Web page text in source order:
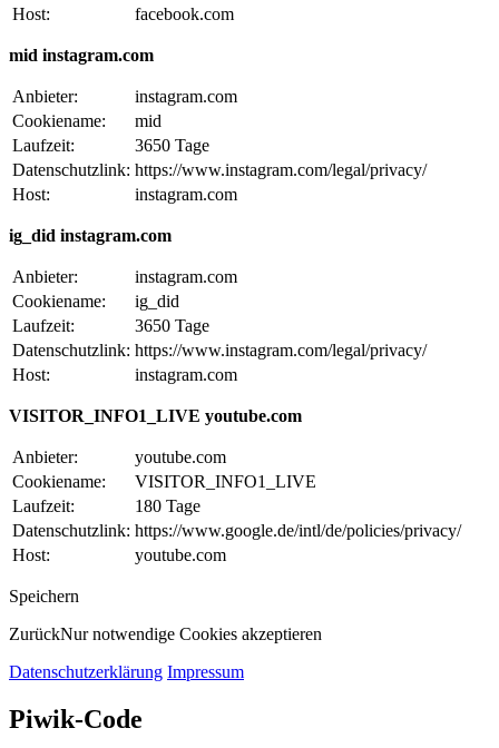
Host:
facebook.com
mid instagram.com
Anbieter:
instagram.com
Cookiename:
mid
Laufzeit:
3650 Tage
Datenschutzlink: https://www.instagram.com/legal/privacy/
Host:
instagram.com
ig_did instagram.com
Anbieter:
instagram.com
Cookiename:
ig_did
Laufzeit:
3650 Tage
Datenschutzlink: https://www.instagram.com/legal/privacy/
Host:
instagram.com
VISITOR_INFO1_LIVE youtube.com
Anbieter:
youtube.com
Cookiename:
VISITOR_INFO1_LIVE
Laufzeit:
180 Tage
Datenschutzlink: https://www.google.de/intl/de/policies/privacy/
Host:
youtube.com
Speichern
ZurückNur notwendige Cookies akzeptieren
Datenschutzerklärung Impressum
Piwik-Code